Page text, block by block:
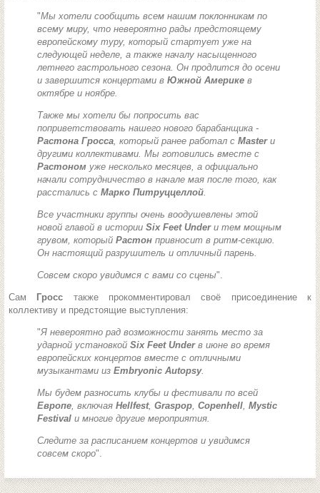
"Мы хотели сообщить всем нашим поклонникам по
всему миру, что невероятно рады предстоящему
европейскому туру, который стартует уже на
следующей неделе, а также началу насыщенного
летнего гастрольного сезона. Он продлится до осени
и завершится концертами в Южной Америке в
октябре и ноябре.
Также мы хотели бы попросить вас
поприветствовать нашего нового барабанщика -
Растона Гросса, который ранее работал с Master и
другими коллективами. Мы готовились вместе с
Растоном уже несколько месяцев, а официально
начали сотрудничество в начале мая после того, как
расстались с Марко Питруццеллой.
Все участники группы очень воодушевлены этой
новой главой в истории Six Feet Under и тем мощным
грувом, который Растон привносит в ритм-секцию.
Он настоящий разрушитель и отличный парень.
Совсем скоро увидимся с вами со сцены".
Сам Гросс также прокомментировал своё присоединение к
коллективу и предстоящие выступления:
"Я невероятно рад возможности занять место за
ударной установкой Six Feet Under в июне во время
европейских концертов вместе с отличными
музыкантами из Embryonic Autopsy.
Мы будем разносить клубы и фестивали по всей
Европе, включая Hellfest, Graspop, Copenhell, Mystic
Festival и многие другие мероприятия.
Следите за расписанием концертов и увидимся
совсем скоро".